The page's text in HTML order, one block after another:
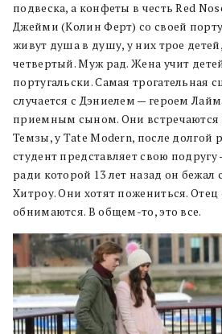
подвеска, а конфеты в честь Red
Джейми (Колин Ферт) со своей
живут душа в душу, у них трое
четвертый. Муж рад. Жена учит
португальски. Самая трогательная
случается с Дэниелем — героем
приемным сыном. Они встречаются
Темзы, у Tate Modern, после долгой
студент представляет свою
ради которой 13 лет назад он бежал
Хитроу. Они хотят пожениться. Отец
обнимаются. В общем-то, это все.